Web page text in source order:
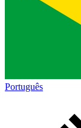
Português